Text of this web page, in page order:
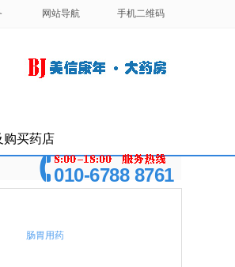
网站导航 手机二维码
购买药店
010-6788 8761
肠胃用药